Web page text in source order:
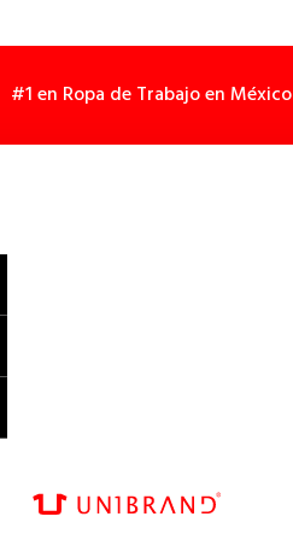
#1 en Ropa de Trabajo en México